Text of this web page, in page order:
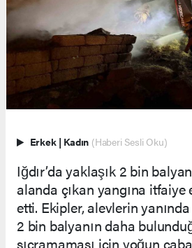
Erkek | Kadın (Haberi Sesli Oku)
Iğdır’da yaklaşık 2 bin
alanda çıkan yangına
etti. Ekipler, alevlerin
2 bin balyanın daha
sıçramaması için yoğun